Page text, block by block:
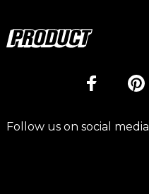
Follow us on social media